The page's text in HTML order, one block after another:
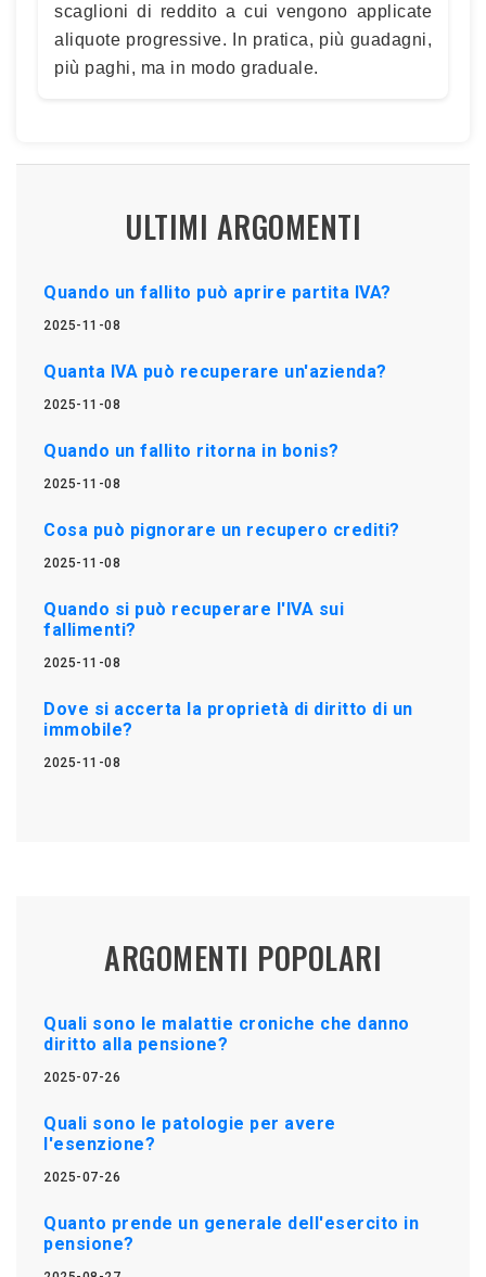
scaglioni di reddito a cui vengono applicate
aliquote progressive. In pratica, più guadagni,
più paghi, ma in modo graduale.
ULTIMI ARGOMENTI
Quando un fallito può aprire partita IVA?
2025-11-08
Quanta IVA può recuperare un'azienda?
2025-11-08
Quando un fallito ritorna in bonis?
2025-11-08
Cosa può pignorare un recupero crediti?
2025-11-08
Quando si può recuperare l'IVA sui
fallimenti?
2025-11-08
Dove si accerta la proprietà di diritto di un
immobile?
2025-11-08
ARGOMENTI POPOLARI
Quali sono le malattie croniche che danno
diritto alla pensione?
2025-07-26
Quali sono le patologie per avere
l'esenzione?
2025-07-26
Quanto prende un generale dell'esercito in
pensione?